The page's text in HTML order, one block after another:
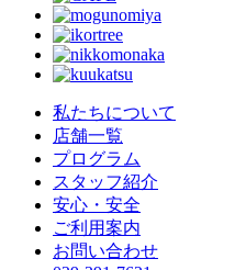
私たちについて
店舗一覧
プログラム
スタッフ紹介
安心・安全
ご利用案内
お問い合わせ